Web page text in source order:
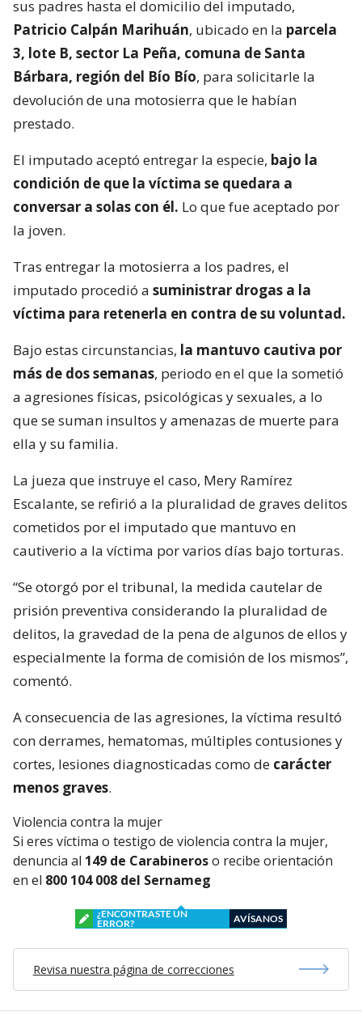
sus padres hasta el domicilio del imputado,
Patricio Calpán Marihuán, ubicado en la parcela
3, lote B, sector La Peña, comuna de Santa
Bárbara, región del Bío Bío, para solicitarle la
devolución de una motosierra que le habían
prestado.
El imputado aceptó entregar la especie, bajo la
condición de que la víctima se quedara a
conversar a solas con él. Lo que fue aceptado por
la joven.
Tras entregar la motosierra a los padres, el
imputado procedió a suministrar drogas a la
víctima para retenerla en contra de su voluntad.
Bajo estas circunstancias, la mantuvo cautiva por
más de dos semanas, periodo en el que la sometió
a agresiones físicas, psicológicas y sexuales, a lo
que se suman insultos y amenazas de muerte para
ella y su familia.
La jueza que instruye el caso, Mery Ramírez
Escalante, se refirió a la pluralidad de graves delitos
cometidos por el imputado que mantuvo en
cautiverio a la víctima por varios días bajo torturas.
“Se otorgó por el tribunal, la medida cautelar de
prisión preventiva considerando la pluralidad de
delitos, la gravedad de la pena de algunos de ellos y
especialmente la forma de comisión de los mismos”,
comentó.
A consecuencia de las agresiones, la víctima resultó
con derrames, hematomas, múltiples contusiones y
cortes, lesiones diagnosticadas como de carácter
menos graves.
Violencia contra la mujer
Si eres víctima o testigo de violencia contra la mujer,
denuncia al 149 de Carabineroso recibe orientación
en el 800 104 008 del Sernameg
¿ENCONTRASTE UN
ERROR?
AVÍSANOS
Revisa nuestra página de correcciones